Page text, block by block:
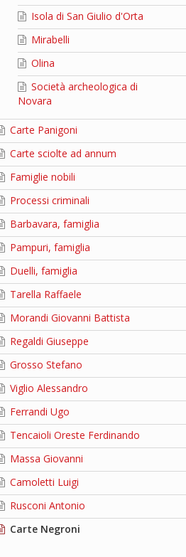
Isola di San Giulio d'Orta
Mirabelli
Olina
Società archeologica di
Novara
Carte Panigoni
Carte sciolte ad annum
Famiglie nobili
Processi criminali
Barbavara, famiglia
Pampuri, famiglia
Duelli, famiglia
Tarella Raffaele
Morandi Giovanni Battista
Regaldi Giuseppe
Grosso Stefano
Viglio Alessandro
Ferrandi Ugo
Tencaioli Oreste Ferdinando
Massa Giovanni
Camoletti Luigi
Rusconi Antonio
Carte Negroni